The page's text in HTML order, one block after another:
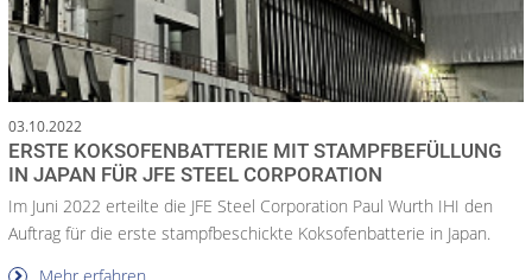
03.10.2022
ERSTE KOKSOFENBATTERIE MIT STAMPFBEFÜLLUNG
IN JAPAN FÜR JFE STEEL CORPORATION
Im Juni 2022 erteilte die JFE Steel Corporation Paul Wurth IHI den
Auftrag für die erste stampfbeschickte Koksofenbatterie in Japan.